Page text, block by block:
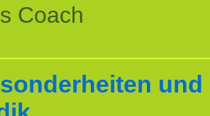
Coach
und